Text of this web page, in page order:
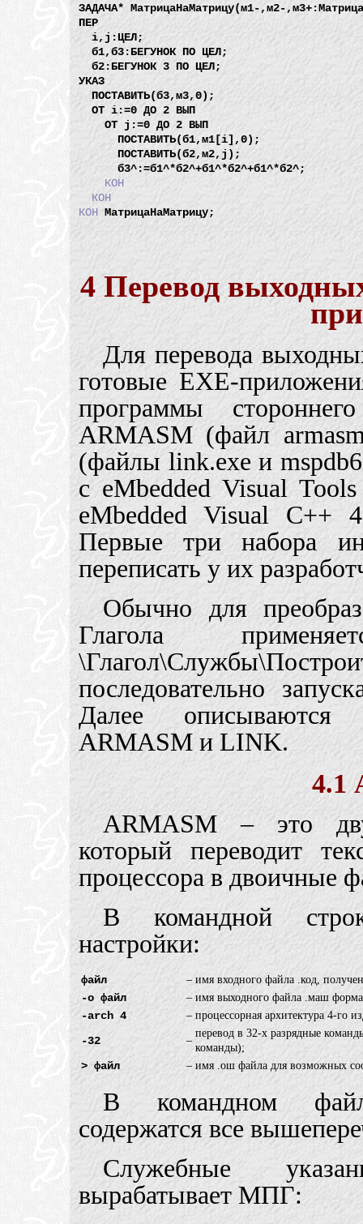
ЗАДАЧА* МатрицаНаМатрицу(м1-,м2-
ПЕР
  i,j:ЦЕЛ;
  б1,б3:БЕГУНОК ПО ЦЕЛ;
  б2:БЕГУНОК 3 ПО ЦЕЛ;
УКАЗ
  ПОСТАВИТЬ(б3,м3,0);
  ОТ i:=0 ДО 2 ВЫП
    ОТ j:=0 ДО 2 ВЫП
      ПОСТАВИТЬ(б1,м1[i],0);
      ПОСТАВИТЬ(б2,м2,j);
      б3^:=б1^*б2^+б1^*б2^+б1^*б2^;
КОН
КОН
КОН
4 Перевод
Для перевода
готовые EXE-
программы
ARMASM (файл
(файлы link.exe и
с eMbedded Visual
eMbedded Visual C++
Первые три набора
переписать у их
Обычно для
Глагола
последовательно
Далее описываются
ARMASM и LINK.
4.1
ARMASM – это
который переводит
процессора в двоичные
В командной
настройки:
файл – имя входного файла .код,
-o файл – имя выходного файла .маш
-arch 4 – процессорная архитектура 4-го
-32 –
перевод в 32-х разрядные
команды);
> файл – имя .ош файла для возможных
В командном
содержатся все
Служебные
вырабатывает МПГ: